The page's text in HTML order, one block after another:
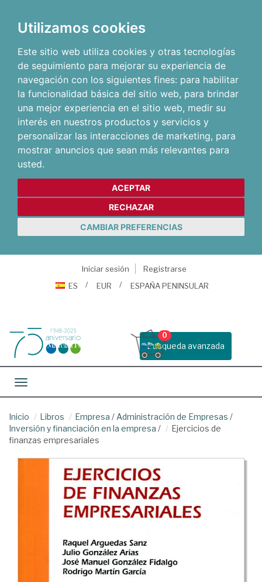
Utilizamos cookies
Este sitio web utiliza cookies y otras tecnologías
de seguimiento para mejorar su experiencia de
navegación con los siguientes fines: para habilitar
la funcionalidad básica del sitio web, para brindar
una mejor experiencia en el sitio web, medir su
interés en nuestros productos y servicios y
personalizar las interacciones de marketing, para
mostrar anuncios que sean más relevantes para
usted.
ACEPTAR
RECHAZAR
CAMBIAR PREFERENCIAS
Iniciar sesión
Registrarse
ES
EUR ESPAÑA PENINSULAR
Busqueda avanzada
0
Toggle navigation
Inicio Libros Empresa / Administración de Empresas /
Inversión y financiación en la empresa /
Ejercicios de
finanzas empresariales